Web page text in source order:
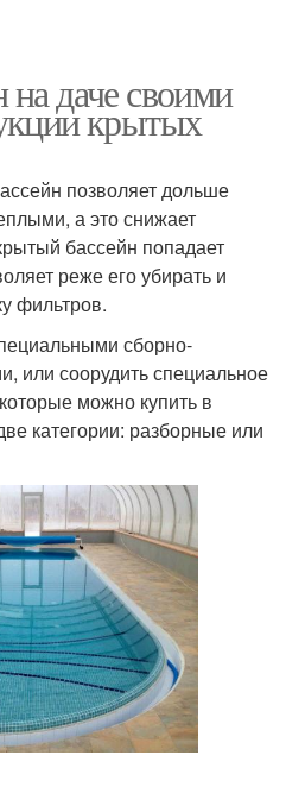
даче своими
крытых
позволяет дольше
а это снижает
бассейн попадает
реже его убирать и
фильтров.
сборно-
или соорудить специальное
можно купить в
категории: разборные или